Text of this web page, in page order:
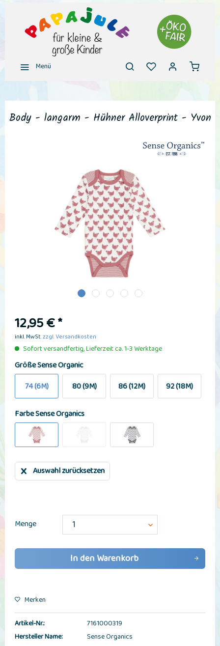
Menü
Body - langarm - Hühner Alloverprint - Yvon
12,95 € *
inkl. MwSt.zzgl. Versandkosten
Sofort versandfertig, Lieferzeit ca. 1-3 Werktage
Größe Sense Organic
74 (6M)
80 (9M) 86 (12M) 92 (18M)
Farbe Sense Organics
Auswahl zurücksetzen
Menge
In den Warenkorb
Merken
Artikel-Nr.:
7161000319
Hersteller Name:
Sense Organics